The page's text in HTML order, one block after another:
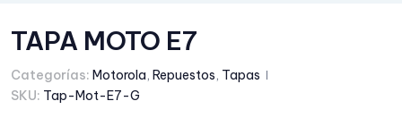
TAPA MOTO E7
Categorías: Motorola, Repuestos, Tapas
SKU: Tap-Mot-E7-G